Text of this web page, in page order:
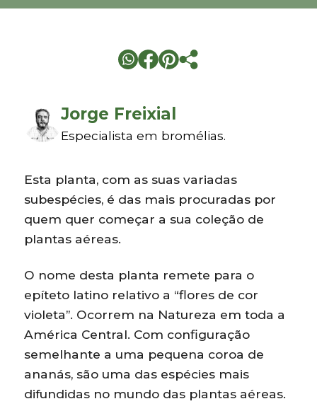
Jorge Freixial
Especialista em bromélias.
Esta planta, com as suas variadas
subespécies, é das mais procuradas por
quem quer começar a sua coleção de
plantas aéreas.
O nome desta planta remete para o
epíteto latino relativo a “flores de cor
violeta”. Ocorrem na Natureza em toda a
América Central. Com configuração
semelhante a uma pequena coroa de
ananás, são uma das espécies mais
difundidas no mundo das plantas aéreas.